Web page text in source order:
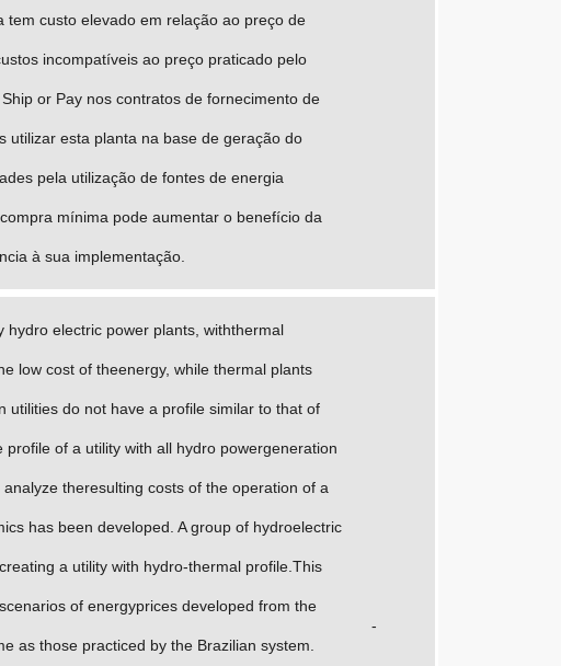
custo elevado em relação ao preço de
incompatíveis ao preço praticado pelo
or Pay nos contratos de fornecimento de
utilizar esta planta na base de geração do
pela utilização de fontes de energia
mínima pode aumentar o benefício da
à sua implementação.
hydro electric power plants, withthermal
low cost of theenergy, while thermal plants
utilities do not have a profile similar to that of
of a utility with all hydro powergeneration
theresulting costs of the operation of a
has been developed. A group of hydroelectric
a utility with hydro-thermal profile.This
of energyprices developed from the
as those practiced by the Brazilian system.
-